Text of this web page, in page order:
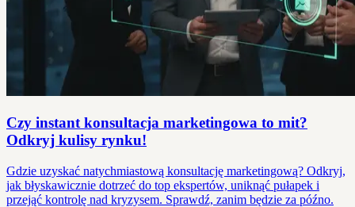
Czy instant konsultacja marketingowa to mit?
Odkryj kulisy rynku!
Gdzie uzyskać natychmiastową konsultację marketingową? Odkryj,
jak błyskawicznie dotrzeć do top ekspertów, uniknąć pułapek i
przejąć kontrolę nad kryzysem. Sprawdź, zanim będzie za późno.